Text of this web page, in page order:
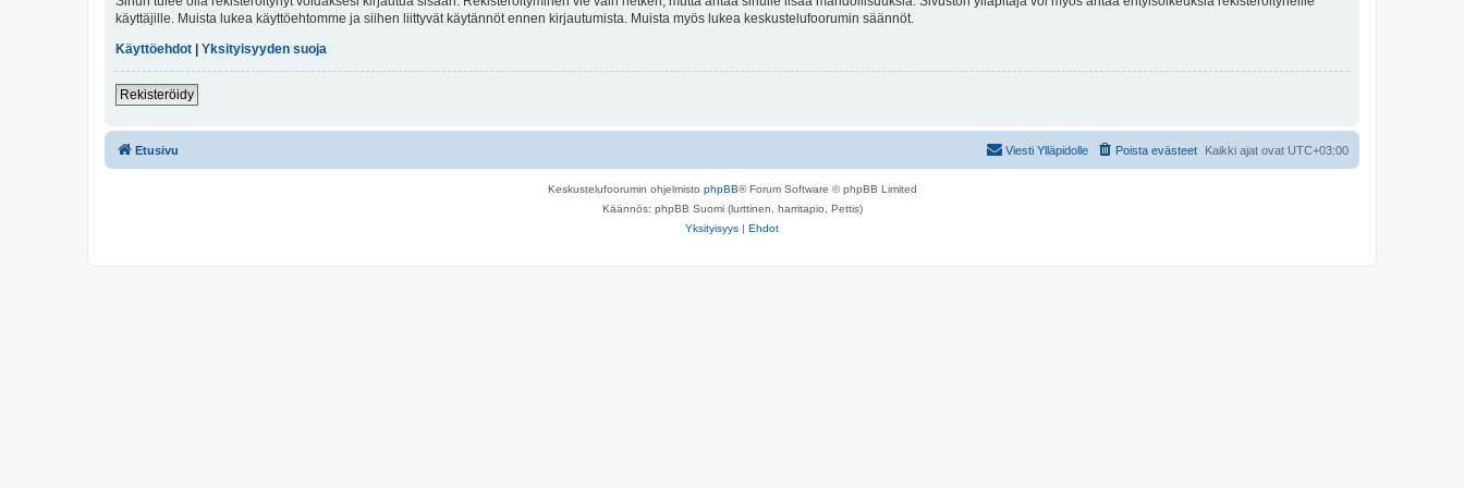
käyttäjille. Muista lukea käyttöehtomme ja siihen liittyvät käytännöt ennen kirjautumista. Muista myös lukea keskustelufoorumin säännöt.
Käyttöehdot | Yksityisyyden suoja
Rekisteröidy
Etusivu Kaikki ajat ovat UTC+03:00
Poista evästeet
Viesti Ylläpidolle
Keskustelufoorumin ohjelmisto phpBB® Forum Software © phpBB Limited
Käännös: phpBB Suomi (lurttinen, harritapio, Pettis)
Yksityisyys | Ehdot